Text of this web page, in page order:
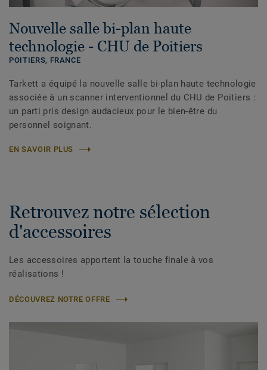
Nouvelle salle bi-plan haute
technologie - CHU de Poitiers
POITIERS, FRANCE
Tarkett a équipé la nouvelle salle bi-plan haute technologie
associée à un scanner interventionnel du CHU de Poitiers :
un parti pris design audacieux pour le bien-être du
personnel soignant.
EN SAVOIR PLUS
Retrouvez notre sélection
d'accessoires
Les accessoires apportent la touche finale à vos
réalisations !
DÉCOUVREZ NOTRE OFFRE